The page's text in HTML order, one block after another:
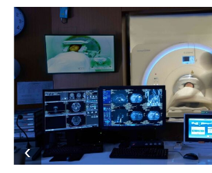
超大孔徑(71cm)及短磁體
因空間狹窄造成焦慮感。
超大掃描範圍 (55×55×50 cm)
需時間，增加檢查效率。
●提供全身性腫瘤偵測新技術：
影像技術(DWI)。
●提供MR劇院影音視聽服務：帶
優異精細的超高品質影像，讓病
極高速：掃描心臟一圈僅0.275
快20%，大幅縮短檢查時間
●微劑量
：比傳統CT，最高可降
量
●
更舒適：78公分超大孔徑，獨
機架，可做±30度斜頃，更安全
瘤影像強化技術LCI、BLI、FICE
光學染色、強化腫瘤血管影像等
期辨識粘膜表層癌病變。並設有
除設備，可一併進行息肉切除治療
斷。全面單次使用電燒環、切片
設備，提供最高規格感染防治手
數字量化顯示，一站式完成分析
追蹤及治療成效的客觀依據。與
合，一站式即可完成腹部器官腫
維化量化及脂肪肝量化分析，將
肪肝程度以數字量化顯示，可作
成效的客觀依據。儀器升級，為
把關。
永越健康管理中心所引進的
超音波掃描儀，是該系列儀器中
在解像力、敏感度、影像視野擴大
傑出性能，可廣泛應用在腹部、
狀腺檢查，為醫師診斷上的利器。
乳房X光攝影是一種經特殊設計檢
器，是目前國際上認可，針對早
的篩檢工具。它利用低劑量Ｘ光
比、高解析技術將乳房做更清楚的
骨質疏鬆症是65歲以上老人常見
位，研究也指出，台灣髖骨骨折
區第一名，全世界第九名。目前國
骨質疏鬆症以中軸型雙能量X光骨